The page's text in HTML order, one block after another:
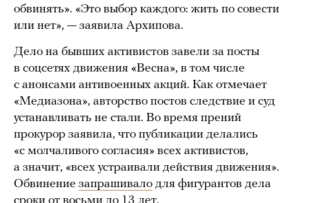
обвинять». «Это выбор каждого: жить по совести
или нет», — заявила Архипова.
Дело на бывших активистов завели за посты
в соцсетях движения «Весна», в том числе
с анонсами антивоенных акций. Как отмечает
«Медиазона», авторство постов следствие и суд
устанавливать не стали. Во время прений
прокурор заявила, что публикации делались
«с молчаливого согласия» всех активистов,
а значит, «всех устраивали действия движения».
Обвинение запрашивало для фигурантов дела